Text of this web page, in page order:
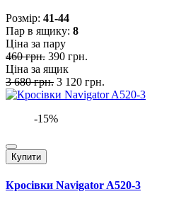
Розмiр: 41-44
Пар в ящику: 8
Ціна за пару
460 грн. 390 грн.
Ціна за ящик
3 680 грн. 3 120 грн.
-15%
Купити
Кросівки Navigator A520-3